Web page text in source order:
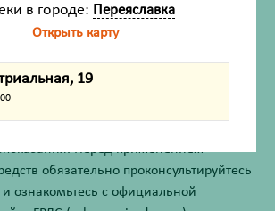
упаковки, может отличаться от
Перед применением
обязательно проконсультируйтесь
ознакомьтесь с официальной
в городе: Переяславка
Открыть карту
19
00